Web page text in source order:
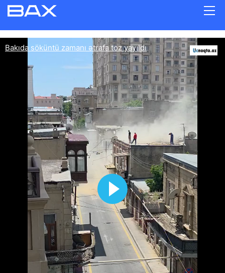
Bakıda söküntü zamanı ətrafa toz